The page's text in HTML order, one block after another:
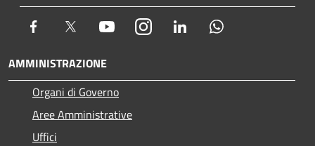
Facebook Twitter YoutubeInstagram LinkedIn
AMMINISTRAZIONE
Organi di Governo
Aree Amministrative
Uffici